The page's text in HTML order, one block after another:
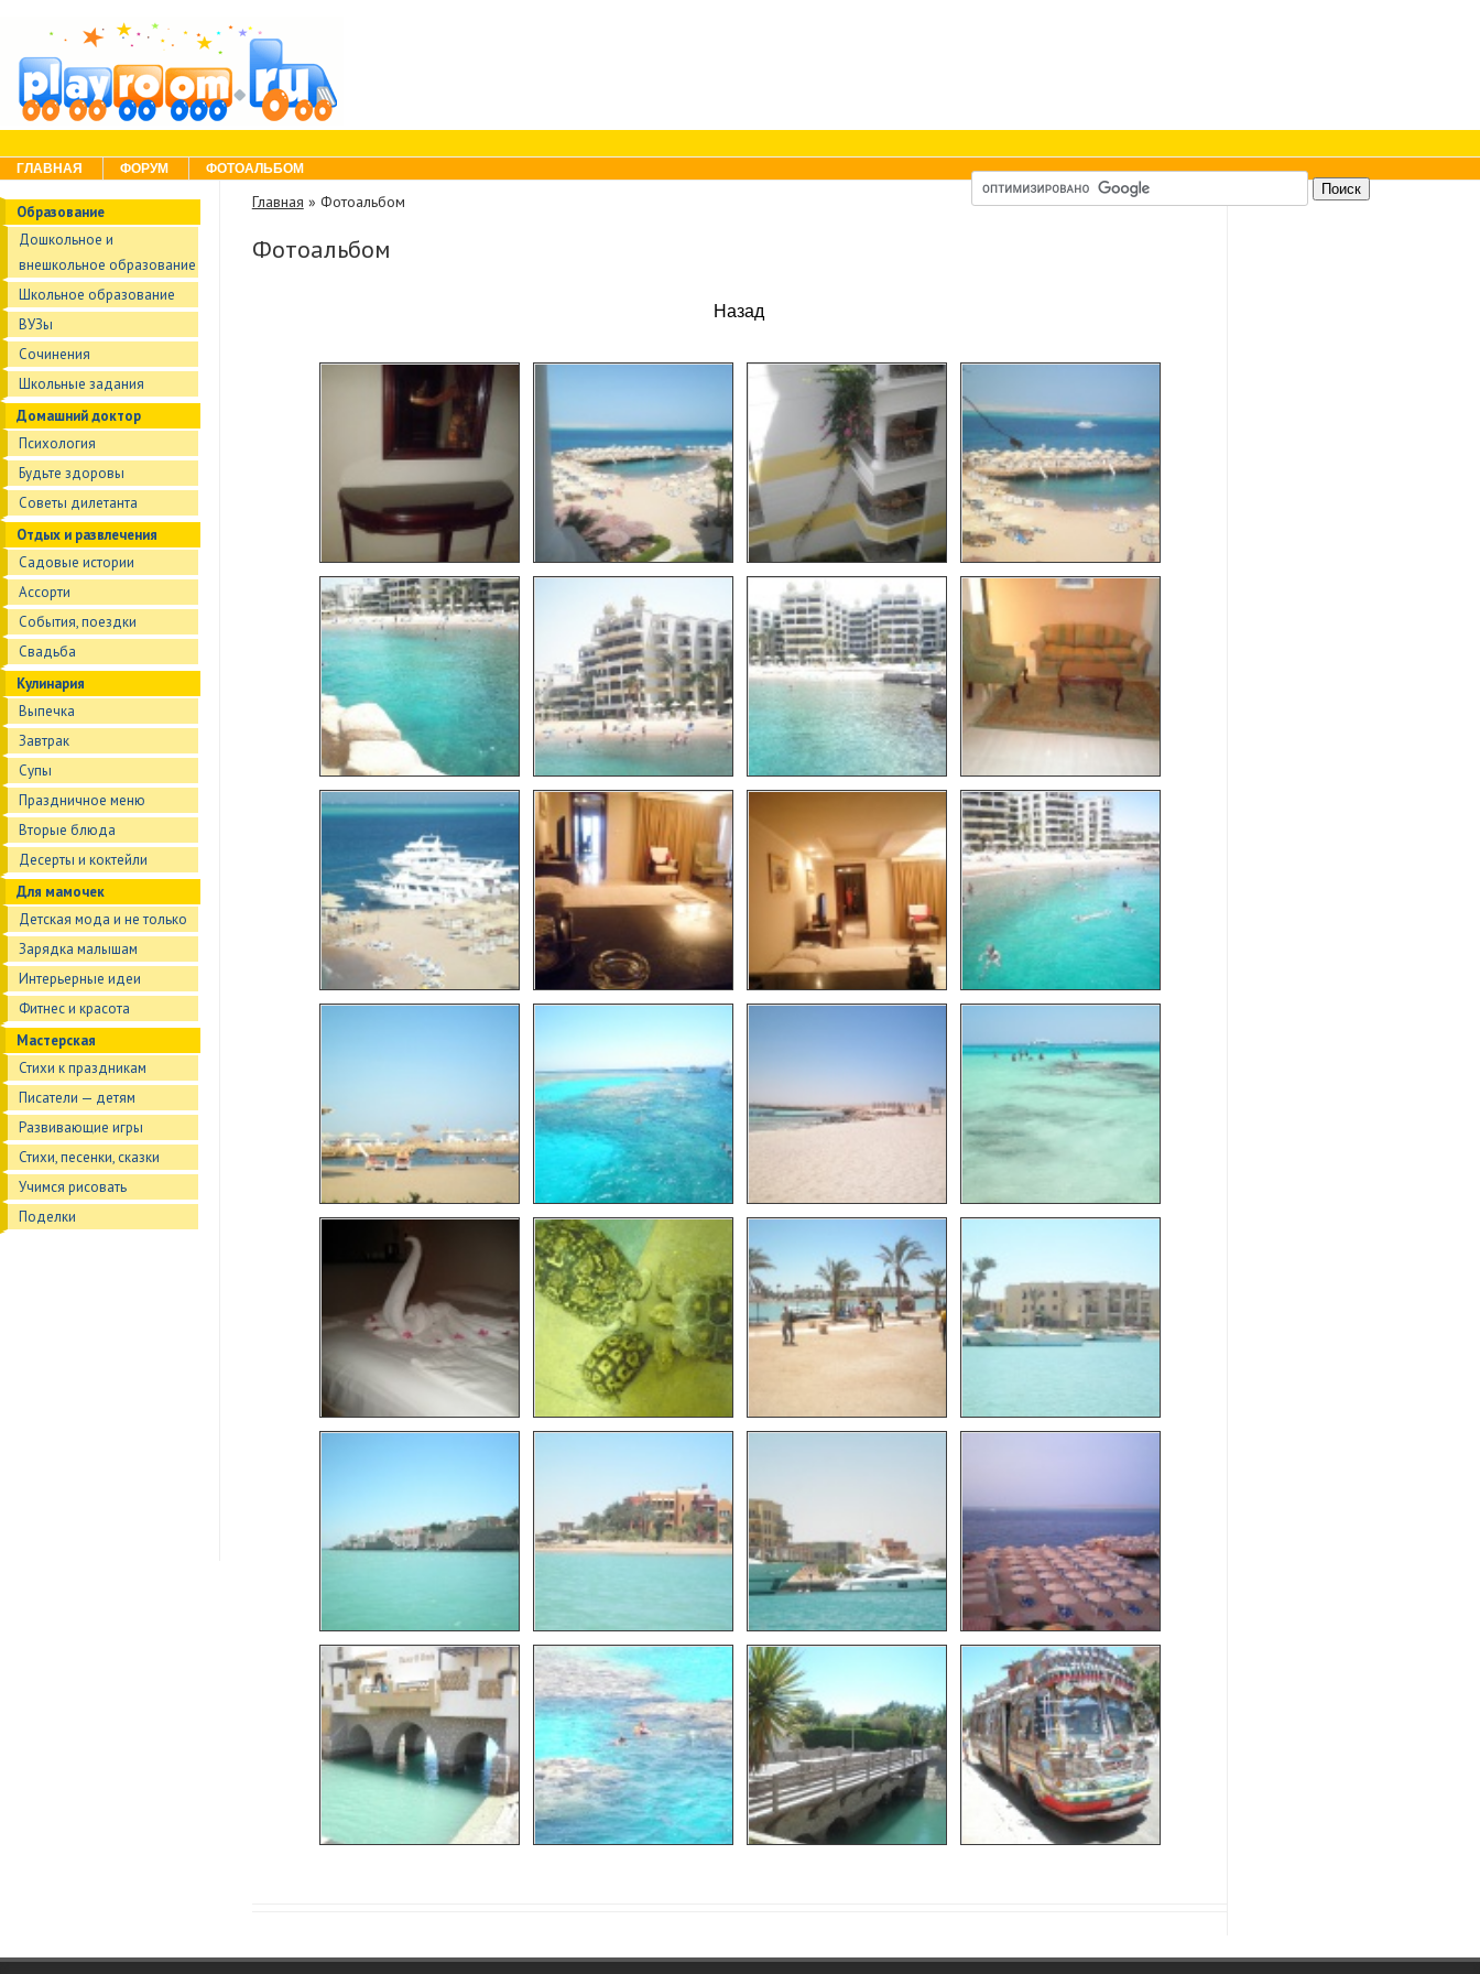
Menu
Skip to content
ГЛАВНАЯ ФОРУМ ФОТОАЛЬБОМ
Образование
Дошкольное и
внешкольное образование
Школьное образование
ВУЗы
Сочинения
Школьные задания
Домашний доктор
Психология
Будьте здоровы
Советы дилетанта
Отдых и развлечения
Садовые истории
Ассорти
События, поездки
Свадьба
Кулинария
Выпечка
Завтрак
Супы
Праздничное меню
Вторые блюда
Десерты и коктейли
Для мамочек
Детская мода и не только
Зарядка малышам
Интерьерные идеи
Фитнес и красота
Мастерская
Стихи к праздникам
Писатели — детям
Развивающие игры
Стихи, песенки, сказки
Учимся рисовать
Поделки
Главная » Фотоальбом
Фотоальбом
Назад